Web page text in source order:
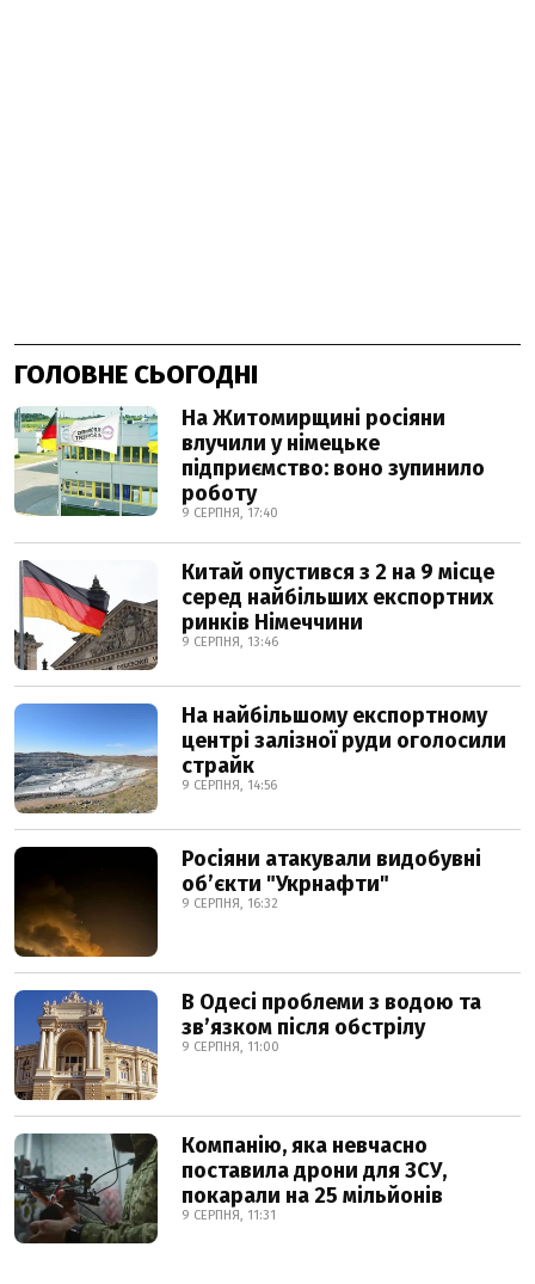
ГОЛОВНЕ СЬОГОДНІ
На Житомирщині росіяни
влучили у німецьке
підприємство: воно зупинило
роботу
9 СЕРПНЯ, 17:40
Китай опустився з 2 на 9 місце
серед найбільших експортних
ринків Німеччини
9 СЕРПНЯ, 13:46
На найбільшому експортному
центрі залізної руди оголосили
страйк
9 СЕРПНЯ, 14:56
Росіяни атакували видобувні
обʼєкти "Укрнафти"
9 СЕРПНЯ, 16:32
В Одесі проблеми з водою та
звʼязком після обстрілу
9 СЕРПНЯ, 11:00
Компанію, яка невчасно
поставила дрони для ЗСУ,
покарали на 25 мільйонів
9 СЕРПНЯ, 11:31